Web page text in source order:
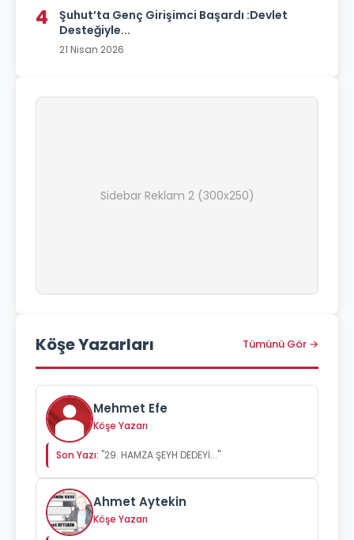
4
Şuhut’ta Genç Girişimci Başardı :Devlet
Desteğiyle...
21 Nisan 2026
Sidebar Reklam 2 (300x250)
Köşe Yazarları Tümünü Gör →
Mehmet Efe
Köşe Yazarı
Son Yazı: "29. HAMZA ŞEYH DEDEYİ..."
Ahmet Aytekin
Köşe Yazarı